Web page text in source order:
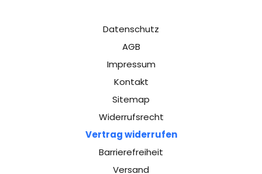
Datenschutz
AGB
Impressum
Kontakt
Sitemap
Widerrufsrecht
Vertrag widerrufen
Barrierefreiheit
Versand